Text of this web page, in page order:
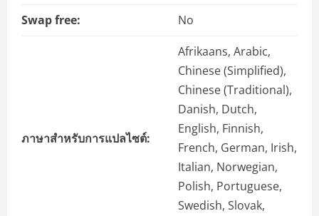
Swap free:
No
ภาษาสำหรับการแปลไซต์:
Afrikaans, Arabic,
Chinese (Simplified),
Chinese (Traditional),
Danish, Dutch,
English, Finnish,
French, German, Irish,
Italian, Norwegian,
Polish, Portuguese,
Swedish, Slovak,